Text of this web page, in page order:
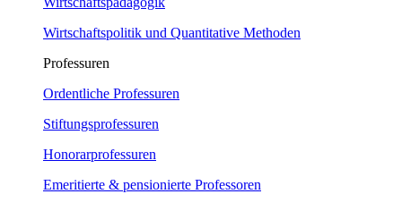
Wirtschaftspolitik und Quantitative Methoden
Professuren
Ordentliche Professuren
Stiftungsprofessuren
Honorarprofessuren
Emeritierte & pensionierte Professoren